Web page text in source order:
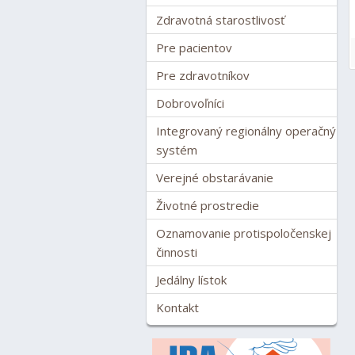
Zdravotná starostlivosť
Pre pacientov
Pre zdravotníkov
Dobrovoľníci
Integrovaný regionálny operačný
systém
Verejné obstarávanie
Životné prostredie
Oznamovanie protispoločenskej
činnosti
Jedálny lístok
Kontakt